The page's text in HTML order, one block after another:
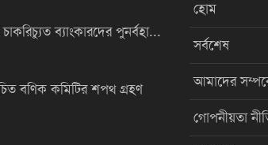
চাকরিচ্যুত ব্যাংকারদের পুনর্বহা...
বণিক কমিটির শপথ গ্রহণ
হোম
সর্বশেষ
আমাদের
গোপনীয়তা